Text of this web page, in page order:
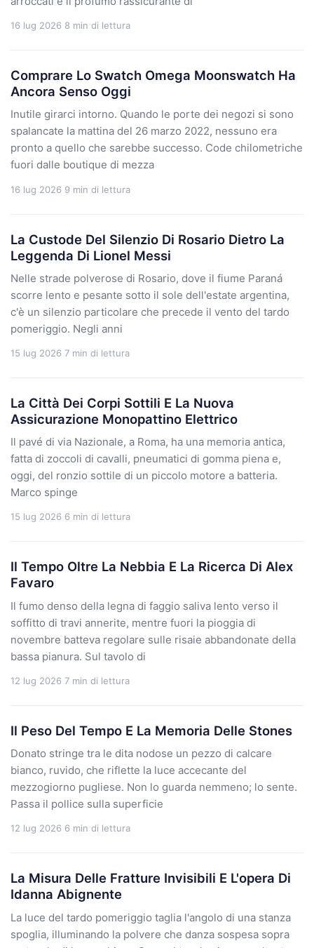
16 lug 2026 8 min di lettura
Comprare Lo Swatch Omega Moonswatch Ha
Ancora Senso Oggi
Inutile girarci intorno. Quando le porte dei negozi si sono
spalancate la mattina del 26 marzo 2022, nessuno era
pronto a quello che sarebbe successo. Code chilometriche
fuori dalle boutique di mezza
16 lug 2026 9 min di lettura
La Custode Del Silenzio Di Rosario Dietro La
Leggenda Di Lionel Messi
Nelle strade polverose di Rosario, dove il fiume Paraná
scorre lento e pesante sotto il sole dell'estate argentina,
c'è un silenzio particolare che precede il vento del tardo
pomeriggio. Negli anni
15 lug 2026 7 min di lettura
La Città Dei Corpi Sottili E La Nuova
Assicurazione Monopattino Elettrico
Il pavé di via Nazionale, a Roma, ha una memoria antica,
fatta di zoccoli di cavalli, pneumatici di gomma piena e,
oggi, del ronzio sottile di un piccolo motore a batteria.
Marco spinge
15 lug 2026 6 min di lettura
Il Tempo Oltre La Nebbia E La Ricerca Di Alex
Favaro
Il fumo denso della legna di faggio saliva lento verso il
soffitto di travi annerite, mentre fuori la pioggia di
novembre batteva regolare sulle risaie abbandonate della
bassa pianura. Sul tavolo di
12 lug 2026 7 min di lettura
Il Peso Del Tempo E La Memoria Delle Stones
Donato stringe tra le dita nodose un pezzo di calcare
bianco, ruvido, che riflette la luce accecante del
mezzogiorno pugliese. Non lo guarda nemmeno; lo sente.
Passa il pollice sulla superficie
12 lug 2026 6 min di lettura
La Misura Delle Fratture Invisibili E L'opera Di
Idanna Abignente
La luce del tardo pomeriggio taglia l'angolo di una stanza
spoglia, illuminando la polvere che danza sospesa sopra